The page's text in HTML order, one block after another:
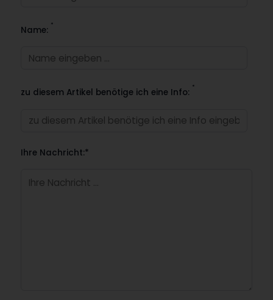
Name: *
zu diesem Artikel benötige ich eine Info: *
Ihre Nachricht:*